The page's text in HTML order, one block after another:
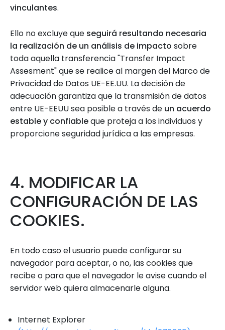
vinculantes.
Ello no excluye que seguirá resultando necesaria
la realización de un análisis de impacto sobre
toda aquella transferencia "Transfer Impact
Assesment" que se realice al margen del Marco de
Privacidad de Datos UE-EE.UU. La decisión de
adecuación garantiza que la transmisión de datos
entre UE-EEUU sea posible a través de un acuerdo
estable y confiableque proteja a los individuos y
proporcione seguridad jurídica a las empresas.
4. MODIFICAR LA
CONFIGURACIÓN DE LAS
COOKIES.
En todo caso el usuario puede configurar su
navegador para aceptar, o no, las cookies que
recibe o para que el navegador le avise cuando el
servidor web quiera almacenarle alguna.
Internet Explorer